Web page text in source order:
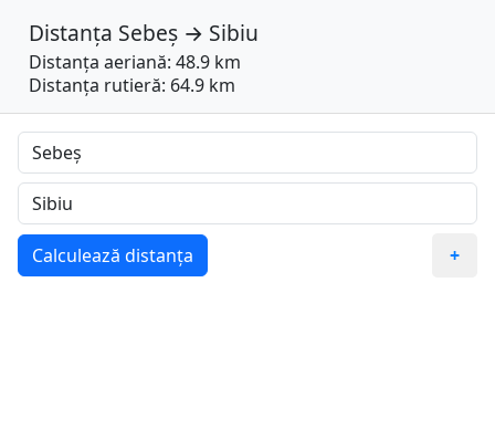
Distanța Sebeș → Sibiu
Distanța aeriană: 48.9 km
Distanța rutieră: 64.9 km
Calculează distanța +